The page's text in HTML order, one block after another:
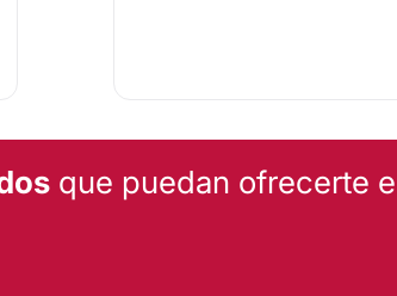
que puedan ofrecerte